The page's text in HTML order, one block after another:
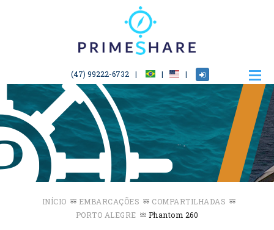
(47) 99222-6732
INÍCIO EMBARCAÇÕES
COMPARTILHADAS
PORTO ALEGRE
Phantom 260